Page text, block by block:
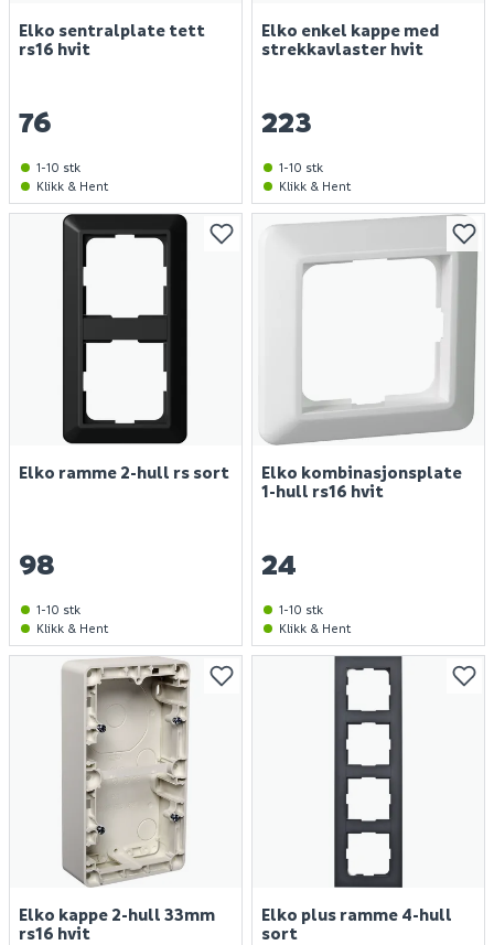
Elko sentralplate tett
rs16 hvit
76
1-10 stk
Klikk & Hent
Elko enkel kappe med
strekkavlaster hvit
223
1-10 stk
Klikk & Hent
Elko ramme 2-hull rs sort
98
1-10 stk
Klikk & Hent
Elko kombinasjonsplate
1-hull rs16 hvit
24
1-10 stk
Klikk & Hent
Elko kappe 2-hull 33mm
rs16 hvit
Elko plus ramme 4-hull
sort